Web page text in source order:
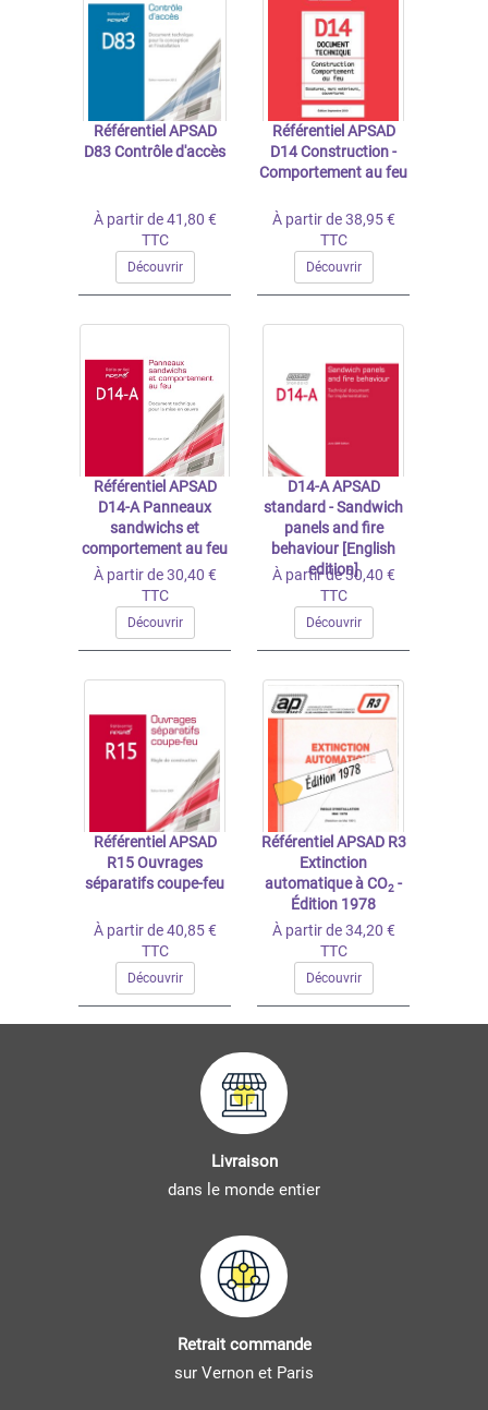
Référentiel APSAD
D83 Contrôle d'accès
À partir de 41,80 €
TTC
Découvrir
Référentiel APSAD
D14 Construction -
Comportement au feu
À partir de 38,95 €
TTC
Découvrir
Référentiel APSAD
D14-A Panneaux
sandwichs et
comportement au feu
À partir de 30,40 €
TTC
Découvrir
D14-A APSAD
standard - Sandwich
panels and fire
behaviour [English
edition]
À partir de 30,40 €
TTC
Découvrir
Référentiel APSAD
R15 Ouvrages
séparatifs coupe-feu
À partir de 40,85 €
TTC
Découvrir
Référentiel APSAD R3
Extinction
automatique à CO2 -
Édition 1978
À partir de 34,20 €
TTC
Découvrir
Livraison
dans le monde entier
Retrait commande
sur Vernon et Paris